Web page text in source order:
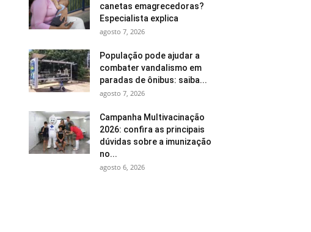
canetas emagrecedoras?
Especialista explica
agosto 7, 2026
População pode ajudar a
combater vandalismo em
paradas de ônibus: saiba...
agosto 7, 2026
Campanha Multivacinação
2026: confira as principais
dúvidas sobre a imunização
no...
agosto 6, 2026